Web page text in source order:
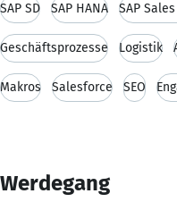
SAP SD SAP HANA SAP
Geschäftsprozesse Logistik
Makros Salesforce SEO
Werdegang